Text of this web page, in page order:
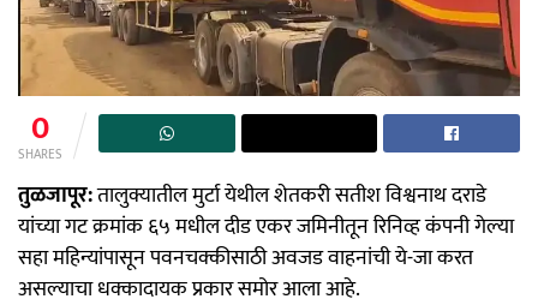
0
SHARES
तुळजापूर:तालुक्यातील मुर्टा येथील शेतकरी सतीश विश्वनाथ दराडे
यांच्या गट क्रमांक ६५ मधील दीड एकर जमिनीतून रिनिव्ह कंपनी गेल्या
सहा महिन्यांपासून पवनचक्कीसाठी अवजड वाहनांची ये-जा करत
असल्याचा धक्कादायक प्रकार समोर आला आहे.